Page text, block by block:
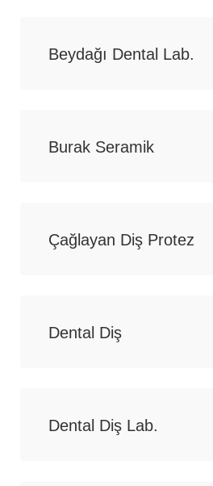
Beydağı Dental Lab.
Burak Seramik
Çağlayan Diş Protez
Dental Diş
Dental Diş Lab.